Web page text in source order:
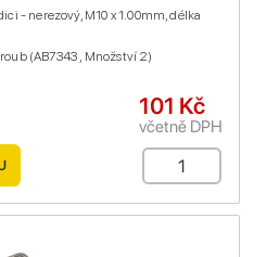
- nerezový, M10 x 1.00mm, délka
(AB7343 , Množství 2)
101 Kč
včetně DPH